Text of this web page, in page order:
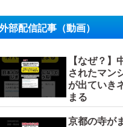
部配信記事（動画）
【なぜ？】
されたマン
が出ていき
まる
京都の寺が